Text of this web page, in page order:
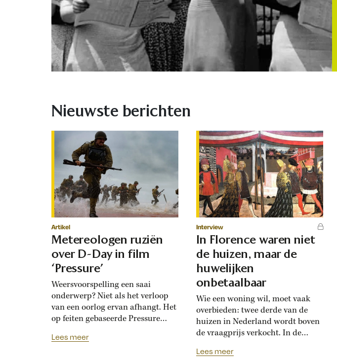
Nieuwste berichten
Artikel
Metereologen ruziën
over D-Day in film
‘Pressure’
Weersvoorspelling een saai
onderwerp? Niet als het verloop
van een oorlog ervan afhangt. Het
op feiten gebaseerde Pressure
tussen geallieerde meteorologen
Lees meer
Interview
In Florence waren niet
de huizen, maar de
huwelijken
onbetaalbaar
Wie een woning wil, moet vaak
overbieden: twee derde van de
huizen in Nederland wordt boven
de vraagprijs verkocht. In de
Lees meer